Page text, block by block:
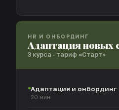
HR И ОНБОРДИНГ
Адаптация новых
3 курса · тариф «Старт»
Адаптация и онбординг
20 мин